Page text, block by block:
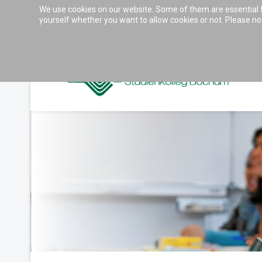
Accessibility & Tools
We use cookies on our website. Some of them are
yourself whether you want to allow cookies or not. Please